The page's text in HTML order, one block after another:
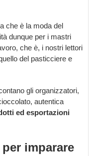
che è la moda del
dunque per i mastri
che è, i nostri lettori
del pasticciere e
gli organizzatori,
autentica
ed esportazioni
imparare